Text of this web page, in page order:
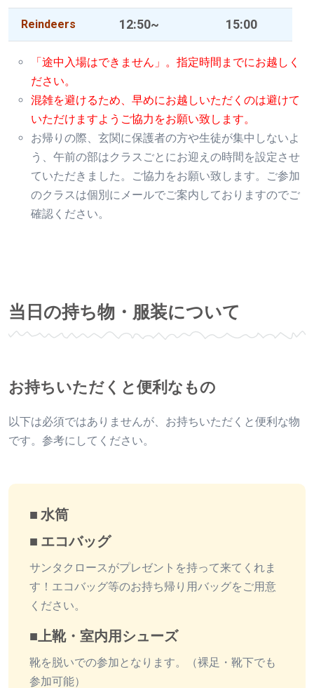
Reindeers 12:50~ 15:00
「途中入場はできません」。指定時間までにお越しく
ださい。
混雑を避けるため、早めにお越しいただくのは避けて
いただけますようご協力をお願い致します。
お帰りの際、玄関に保護者の方や生徒が集中しないよ
う、午前の部はクラスごとにお迎えの時間を設定させ
ていただきました。ご協力をお願い致します。ご参加
のクラスは個別にメールでご案内しておりますのでご
確認ください。
当日の持ち物・服装について
お持ちいただくと便利なもの
以下は必須ではありませんが、お持ちいただくと便利な物
です。参考にしてください。
■ 水筒
■ エコバッグ
サンタクロースがプレゼントを持って来てくれま
す！エコバッグ等のお持ち帰り用バッグをご用意
ください。
■上靴・室内用シューズ
靴を脱いでの参加となります。（裸足・靴下でも
参加可能）